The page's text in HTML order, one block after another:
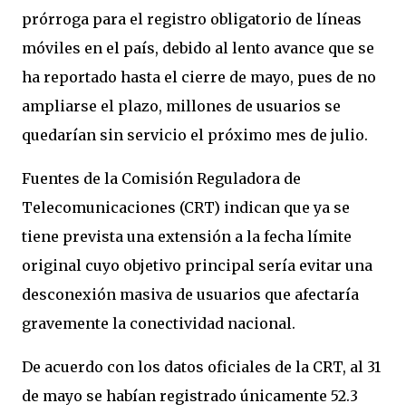
prórroga para el registro obligatorio de líneas
móviles en el país, debido al lento avance que se
ha reportado hasta el cierre de mayo, pues de no
ampliarse el plazo, millones de usuarios se
quedarían sin servicio el próximo mes de julio.
Fuentes de la Comisión Reguladora de
Telecomunicaciones (CRT) indican que ya se
tiene prevista una extensión a la fecha límite
original cuyo objetivo principal sería evitar una
desconexión masiva de usuarios que afectaría
gravemente la conectividad nacional.
De acuerdo con los datos oficiales de la CRT, al 31
de mayo se habían registrado únicamente 52.3